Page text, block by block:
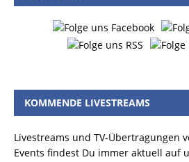
KOMMENDE LIVESTREAMS
Livestreams und TV-Übertragungen
Events findest Du immer aktuell auf